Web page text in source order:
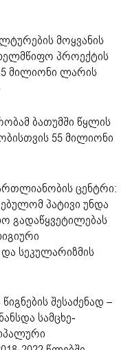
მოყვანის
პროექტის
მილიონი ლარის
ბათუმში წყლის
55 მილიონი
ცენტრი:
პატივი უნდა
გადაწყვეტილებას
სეკულარიზმის
შესაძენად –
სამცხე-